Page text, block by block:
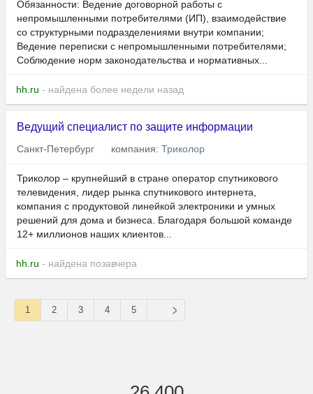
Обязанности: Ведение договорной работы с
непромышленными потребителями (ИП), взаимодействие
со структурными подразделениями внутри компании;
Ведение переписки с непромышленными потребителями;
Соблюдение норм законодательства и нормативных...
hh.ru - найдена более недели назад
Ведущий специалист по защите информации
Санкт-Петербург компания: Триколор
Триколор – крупнейший в стране оператор спутникового
телевидения, лидер рынка спутникового интернета,
компания с продуктовой линейкой электроники и умных
решений для дома и бизнеса. Благодаря большой команде
12+ миллионов наших клиентов...
hh.ru - найдена позавчера
1 2 3 4 5